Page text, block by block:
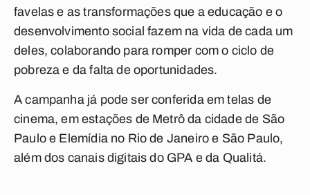
favelas e as transformações que a educação e o
desenvolvimento social fazem na vida de cada um
deles, colaborando para romper com o ciclo de
pobreza e da falta de oportunidades.
A campanha já pode ser conferida em telas de
cinema, em estações de Metrô da cidade de São
Paulo e Elemídia no Rio de Janeiro e São Paulo,
além dos canais digitais do GPA e da Qualitá.